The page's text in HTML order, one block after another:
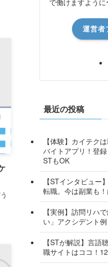
運営者
最近の投稿
【体験】カイテク
バイトアプリ！登
STもOK
【STインタビュー
転職。今は副業も
【実例】訪問リハ
い」アクシデント例
【STが解説】言語
職サイトはココ！